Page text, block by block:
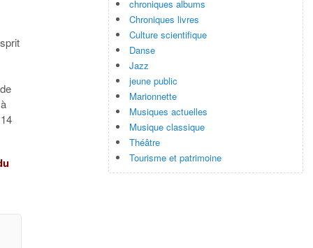
chroniques albums
Chroniques livres
Culture scientifique
Danse
Jazz
jeune public
Marionnette
Musiques actuelles
Musique classique
Théâtre
Tourisme et patrimoine